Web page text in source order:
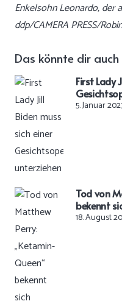
Enkelsohn Leonardo, der
ddp/CAMERA PRESS/
Das könnte dir
First Lady
5. Januar
Tod von
bekennt
18. August